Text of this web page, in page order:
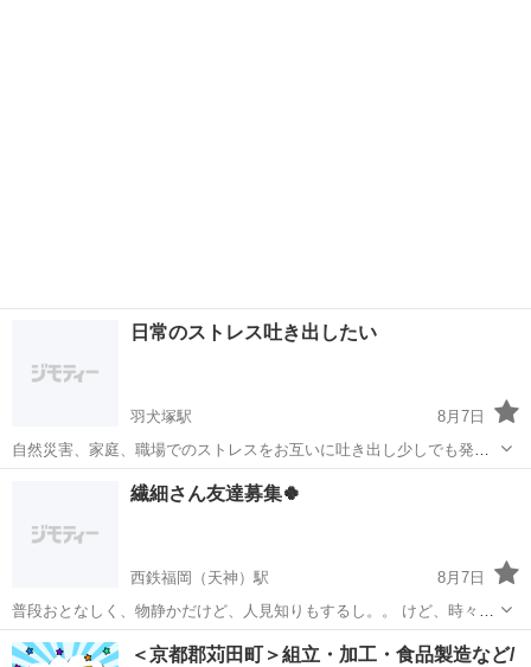
日常のストレス吐き出したい
羽犬塚駅
8月7日
自然災害、家庭、職場でのストレスをお互いに吐き出し少しでも発散
したい人いませんか？ 場所はコメダ珈琲や星乃珈琲等の半個室的なと
こかフードコートの隅とかでそこに現地集合・解散を考えてます。 信
筑後市 羽犬塚駅 友達
繊細さん友達募集🍀
西鉄福岡（天神）駅
8月7日
普段おとなしく、物静かだけど、人見知りもするし。。 けど、時々は
話をしたいという方。 私もそうですが、無理ない範囲で趣味や活動し
てる事、心理や興味あるお話をメッセージの中で出来たら嬉しいで
福岡 福岡市 西鉄福岡（天神）駅 友達 心理
＜京都郡苅田町＞組立・加工・食品製造など/